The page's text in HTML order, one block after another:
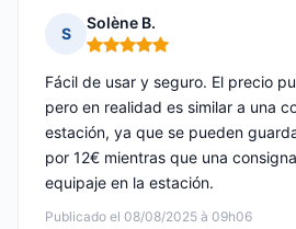
S
Solène B.
Nota: 5 de 5
Publicado el 08/08/2025 à 09h06
Fácil de usar y seguro. El precio
pero en realidad es similar a una
estación, ya que se pueden
por 12€ mientras que una
equipaje en la estación.